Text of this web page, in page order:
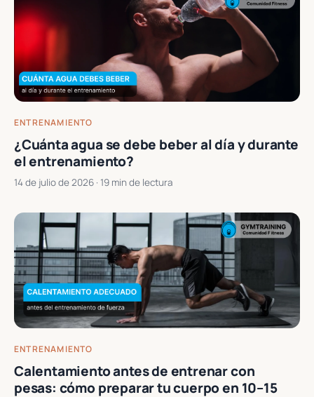
ENTRENAMIENTO
¿Cuánta agua se debe beber al día y durante
el entrenamiento?
14 de julio de 2026 · 19 min de lectura
ENTRENAMIENTO
Calentamiento antes de entrenar con
pesas: cómo preparar tu cuerpo en 10–15